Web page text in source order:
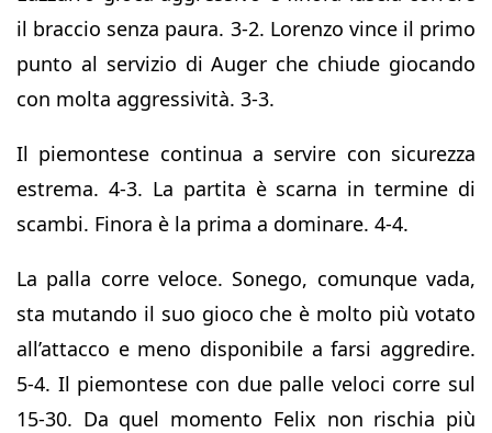
il braccio senza paura. 3-2. Lorenzo vince il primo
punto al servizio di Auger che chiude giocando
con molta aggressività. 3-3.
Il piemontese continua a servire con sicurezza
estrema. 4-3. La partita è scarna in termine di
scambi. Finora è la prima a dominare. 4-4.
La palla corre veloce. Sonego, comunque vada,
sta mutando il suo gioco che è molto più votato
all’attacco e meno disponibile a farsi aggredire.
5-4. Il piemontese con due palle veloci corre sul
15-30. Da quel momento Felix non rischia più